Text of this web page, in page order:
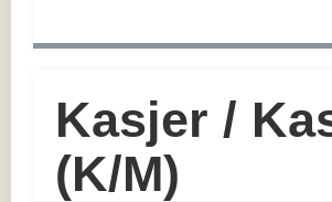
Kasjer /
(K/M)